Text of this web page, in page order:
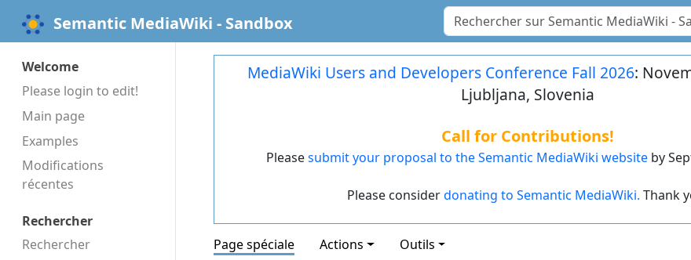
Semantic MediaWiki - Sandbox
Welcome
Please login to edit!
Main page
Examples
Modifications
récentes
Rechercher
Rechercher
MediaWiki Users and Developers Conference Fall 2026:
Ljubljana, Slovenia
Call for Contributions!
Pleasesubmit your proposal to the Semantic MediaWiki websiteby
Please considerdonating to Semantic MediaWiki. Thank
Page spéciale Actions Outils